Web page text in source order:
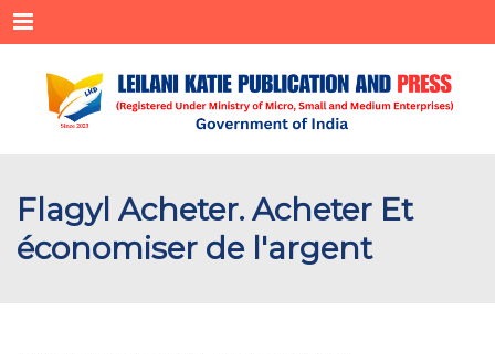
Menu
Flagyl Acheter. Acheter Et
économiser de l'argent